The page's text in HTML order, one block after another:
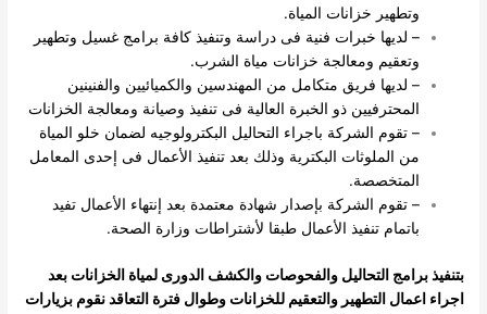
وتطهير خزانات المياة.
– لديها خبرات فنية فى دراسة وتنفيذ كافة برامج غسيل وتطهير
وتعقيم ومعالجة خزانات مياة الشرب.
– لديها فريق متكامل من المهندسين والكميائيين والفنينين
المحترفيين ذو الخبرة العالية فى تنفيذ وصيانة ومعالجة الخزانات
– تقوم الشركة باجراء التحاليل البكترولوجيه لضمان خلو المياة
من الملوثات البكترية وذلك بعد تنفيذ الأعمال فى إحدى المعامل
المتخصصة.
– تقوم الشركة بإصدار شهادة معتمدة بعد إنتهاء الأعمال تفيد
باتمام تنفيذ الأعمال طبقا لأشتراطات وزارة الصحة.
بتنفيذ برامج التحاليل والفحوصات والكشف الدورى لمياة الخزانات بعد
اجراء اعمال التطهير والتعقيم للخزانات وطوال فترة التعاقد نقوم بزيارات